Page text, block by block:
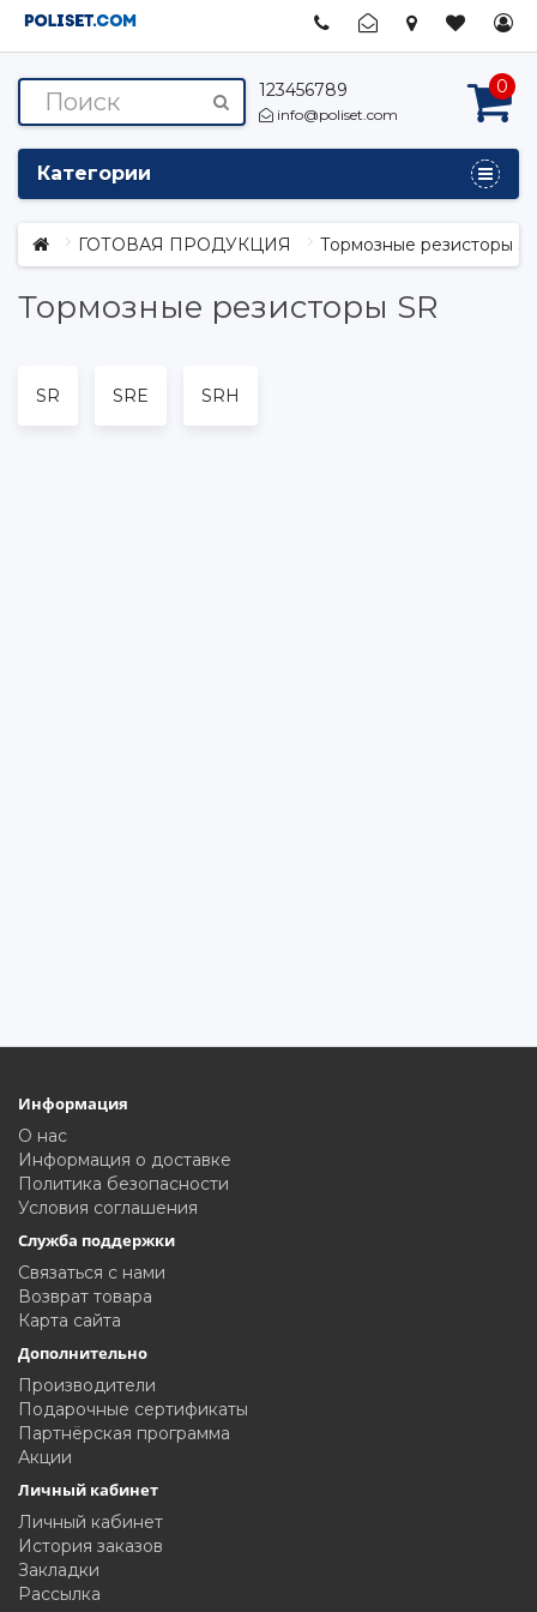
123456789
info@poliset.com
0
Категории
ГОТОВАЯ ПРОДУКЦИЯ Тормозные резисторы
Тормозные резисторы SR
SR SRE SRH
Информация
О нас
Информация о доставке
Политика безопасности
Условия соглашения
Служба поддержки
Связаться с нами
Возврат товара
Карта сайта
Дополнительно
Производители
Подарочные сертификаты
Партнёрская программа
Акции
Личный кабинет
Личный кабинет
История заказов
Закладки
Рассылка